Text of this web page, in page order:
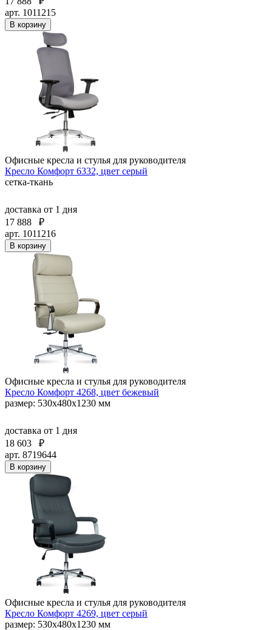
арт. 1011215
В корзину
Офисные кресла и стулья для руководителя
Кресло Комфорт 6332, цвет серый
сетка-ткань
доставка от 1 дня
17 888
₽
арт. 1011216
В корзину
Офисные кресла и стулья для руководителя
Кресло Комфорт 4268, цвет бежевый
размер: 530х480х1230 мм
доставка от 1 дня
18 603
₽
арт. 8719644
В корзину
Офисные кресла и стулья для руководителя
Кресло Комфорт 4269, цвет серый
размер: 530х480х1230 мм